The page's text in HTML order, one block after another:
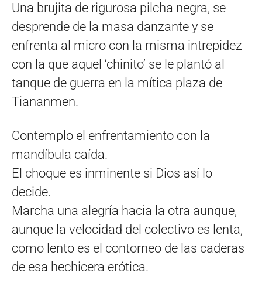
Una brujita de rigurosa pilcha negra, se
desprende de la masa danzante y se
enfrenta al micro con la misma intrepidez
con la que aquel ‘chinito’ se le plantó al
tanque de guerra en la mítica plaza de
Tiananmen.
Contemplo el enfrentamiento con la
mandíbula caída.
El choque es inminente si Dios así lo
decide.
Marcha una alegría hacia la otra aunque,
aunque la velocidad del colectivo es lenta,
como lento es el contorneo de las caderas
de esa hechicera erótica.